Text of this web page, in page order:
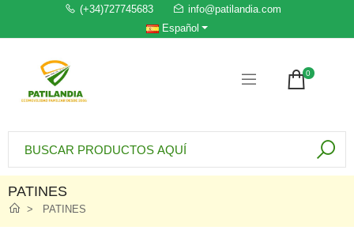
(+34)727745683
info@patilandia.com
Español
0
PATINES
PATINES